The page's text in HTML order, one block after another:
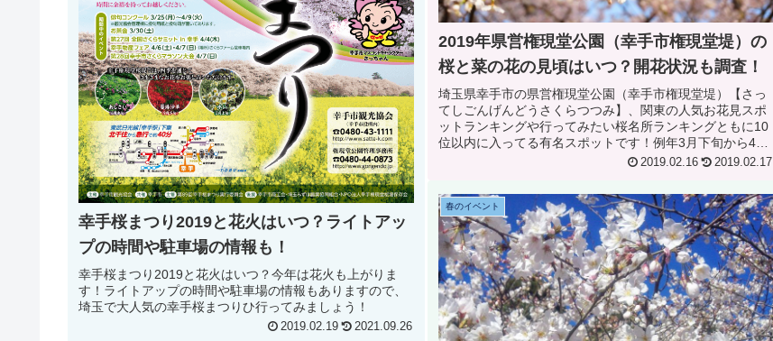
幸手桜まつり2019と花火はいつ？ライトアッ
プの時間や駐車場の情報も！
幸手桜まつり2019と花火はいつ？今年は花火も上がりま
す！ライトアップの時間や駐車場の情報もありますので、
埼玉で大人気の幸手桜まつりひ行ってみましょう！
2019.02.19 2021.09.26
2019年県営権現堂公園（幸手市権現堂堤）の
桜と菜の花の見頃はいつ？開花状況も調査！
埼玉県幸手市の県営権現堂公園（幸手市権現堂堤）【さっ
てしごんげんどうさくらつつみ】、関東の人気お花見スポ
ットランキングや行ってみたい桜名所ランキングともに10
位以内に入ってる有名スポットです！例年3月下旬から4月
2019.02.16 2019.02.17
春のイベント